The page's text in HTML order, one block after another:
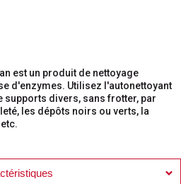
est un produit de nettoyage
d'enzymes. Utilisez l'autonettoyant
supports divers, sans frotter, par
les dépôts noirs ou verts, la